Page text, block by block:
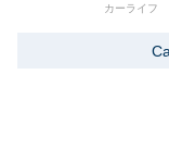
カーライフ